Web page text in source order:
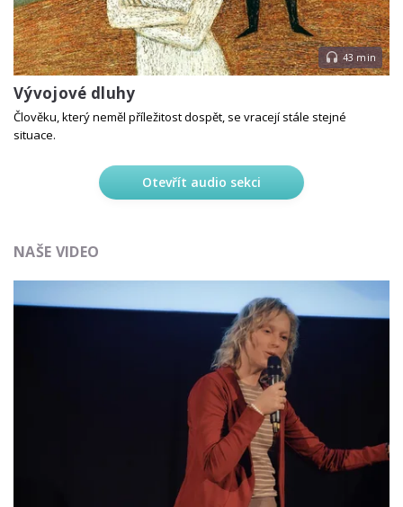
43 min
Vývojové dluhy
Člověku, který neměl příležitost dospět, se vracejí stále stejné
situace.
Otevřít audio sekci
NAŠE VIDEO